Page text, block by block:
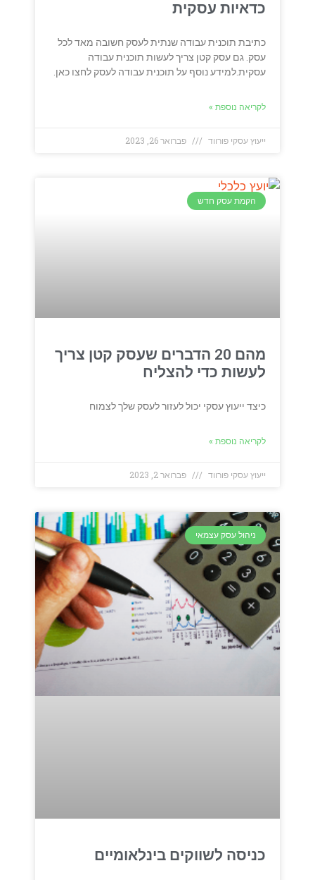
כדאיות עסקית
כתיבת תוכנית עבודה שנתית לעסק חשובה מאד לכל
עסק. גם עסק קטן צריך לעשות תוכנית עבודה
עסקית.למידע נוסף על תוכנית עבודה לעסק לחצו כאן.
לקריאה נוספת »
ייעוץ עסקי פורווד פברואר 26, 2023
הקמת עסק חדש
מהם 20 הדברים שעסק קטן צריך
לעשות כדי להצליח
כיצד ייעוץ עסקי יכול לעזור לעסק שלך לצמוח
לקריאה נוספת »
ייעוץ עסקי פורווד פברואר 2, 2023
ניהול עסק עצמאי
כניסה לשווקים בינלאומיים